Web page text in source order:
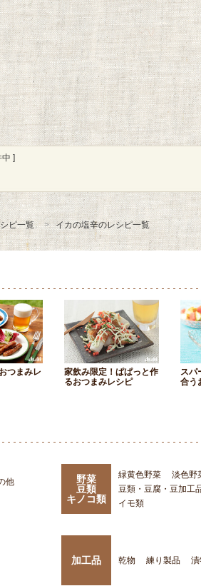
]
ピ一覧 イカの塩辛のレシピ一覧
つまみレ
家飲み限定！ぱぱっと作
るおつまみレシピ
スパ
合う
他
野菜
豆類
キノコ類
緑黄色野菜
淡色野
豆類・豆腐・豆加工
イモ類
加工品 乾物 練り製品 漬